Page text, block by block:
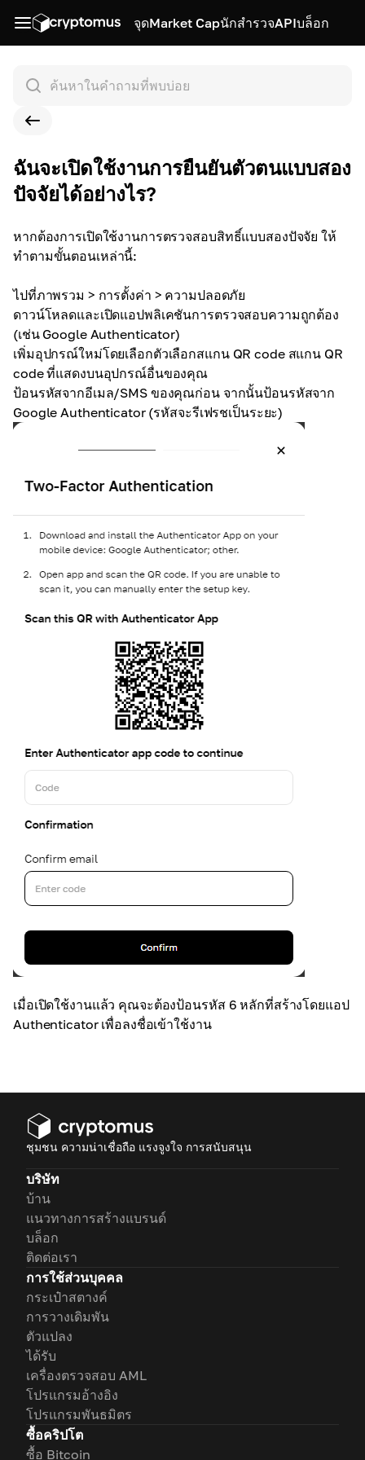
จุดMarket CapนักสำรวจAPIบล็อก
ฉันจะเปิดใช้งานการยืนยันตัวตนแบบสอง
ปัจจัยได้อย่างไร?
หากต้องการเปิดใช้งานการตรวจสอบสิทธิ์แบบสองปัจจัย ให้
ทำตามขั้นตอนเหล่านี้:
ไปที่ภาพรวม > การตั้งค่า > ความปลอดภัย
ดาวน์โหลดและเปิดแอปพลิเคชันการตรวจสอบความถูกต้อง
(เช่น Google Authenticator)
เพิ่มอุปกรณ์ใหม่โดยเลือกตัวเลือกสแกน QR code สแกน QR
code ที่แสดงบนอุปกรณ์อื่นของคุณ
ป้อนรหัสจากอีเมล/SMS ของคุณก่อน จากนั้นป้อนรหัสจาก
Google Authenticator (รหัสจะรีเฟรชเป็นระยะ)
เมื่อเปิดใช้งานแล้ว คุณจะต้องป้อนรหัส 6 หลักที่สร้างโดยแอป
Authenticator เพื่อลงชื่อเข้าใช้งาน
ชุมชน ความน่าเชื่อถือ แรงจูงใจ การสนับสนุน
บริษัท
บ้าน
แนวทางการสร้างแบรนด์
บล็อก
ติดต่อเรา
การใช้ส่วนบุคคล
กระเป๋าสตางค์
การวางเดิมพัน
ตัวแปลง
ได้รับ
เครื่องตรวจสอบ AML
โปรแกรมอ้างอิง
โปรแกรมพันธมิตร
ซื้อคริปโต
ซื้อ Bitcoin